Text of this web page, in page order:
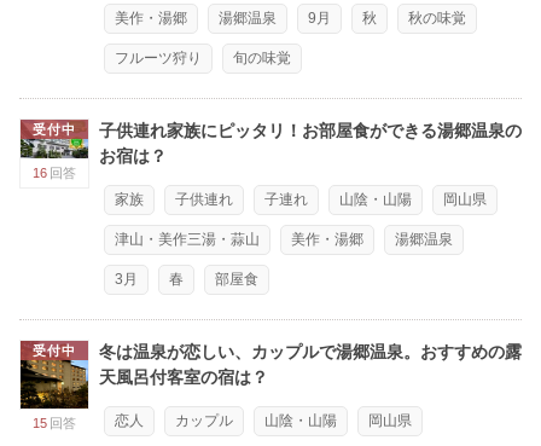
美作・湯郷 湯郷温泉 9月 秋 秋の味覚
フルーツ狩り 旬の味覚
受付中
16 回答
子供連れ家族にピッタリ！お部屋食ができる湯郷温泉の
お宿は？
家族 子供連れ 子連れ 山陰・山陽 岡山県
津山・美作三湯・蒜山 美作・湯郷 湯郷温泉
3月 春 部屋食
受付中
15 回答
冬は温泉が恋しい、カップルで湯郷温泉。おすすめの露
天風呂付客室の宿は？
恋人 カップル 山陰・山陽 岡山県